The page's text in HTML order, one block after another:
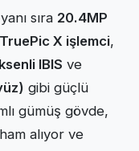
sıra 20.4MP
TruePic X işlemci,
IBIS ve
gibi güçlü
gümüş gövde,
alıyor ve